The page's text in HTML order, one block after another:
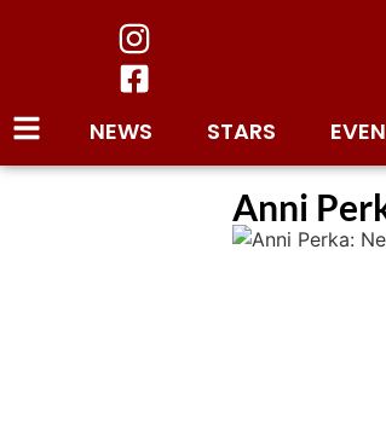
NEWS STARS
Anni